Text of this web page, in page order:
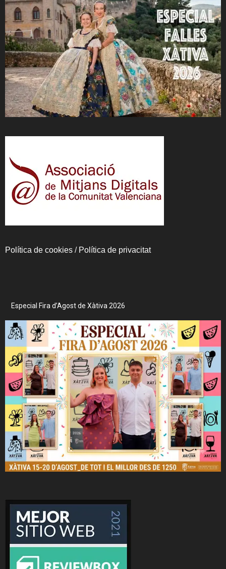
Política de cookies / Política de privacitat
Especial Fira d’Agost de Xàtiva 2026